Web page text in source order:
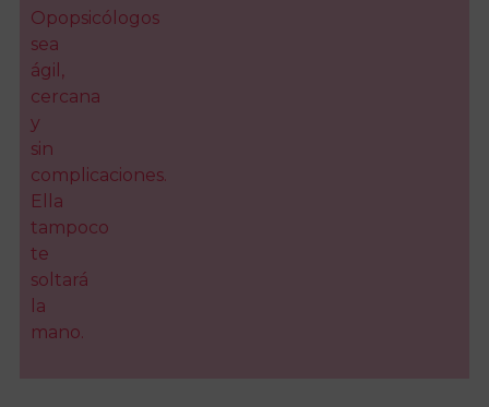
Opopsicólogos
sea
ágil,
cercana
y
sin
complicaciones.
Ella
tampoco
te
soltará
la
mano.